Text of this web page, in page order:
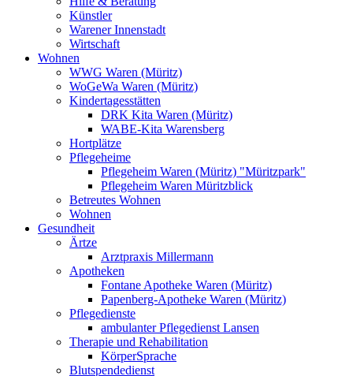
Künstler
Warener Innenstadt
Wirtschaft
Wohnen
WWG Waren (Müritz)
WoGeWa Waren (Müritz)
Kindertagesstätten
DRK Kita Waren (Müritz)
WABE-Kita Warensberg
Hortplätze
Pflegeheime
Pflegeheim Waren (Müritz) "Müritzpark"
Pflegeheim Waren Müritzblick
Betreutes Wohnen
Wohnen
Gesundheit
Ärtze
Arztpraxis Millermann
Apotheken
Fontane Apotheke Waren (Müritz)
Papenberg-Apotheke Waren (Müritz)
Pflegedienste
ambulanter Pflegedienst Lansen
Therapie und Rehabilitation
KörperSprache
Blutspendedienst